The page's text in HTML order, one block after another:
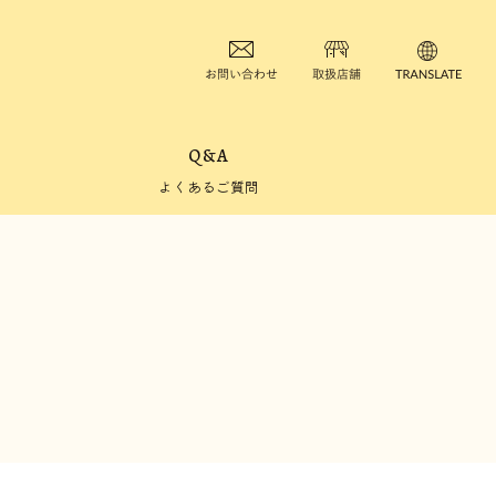
Q&A
よくあるご質問